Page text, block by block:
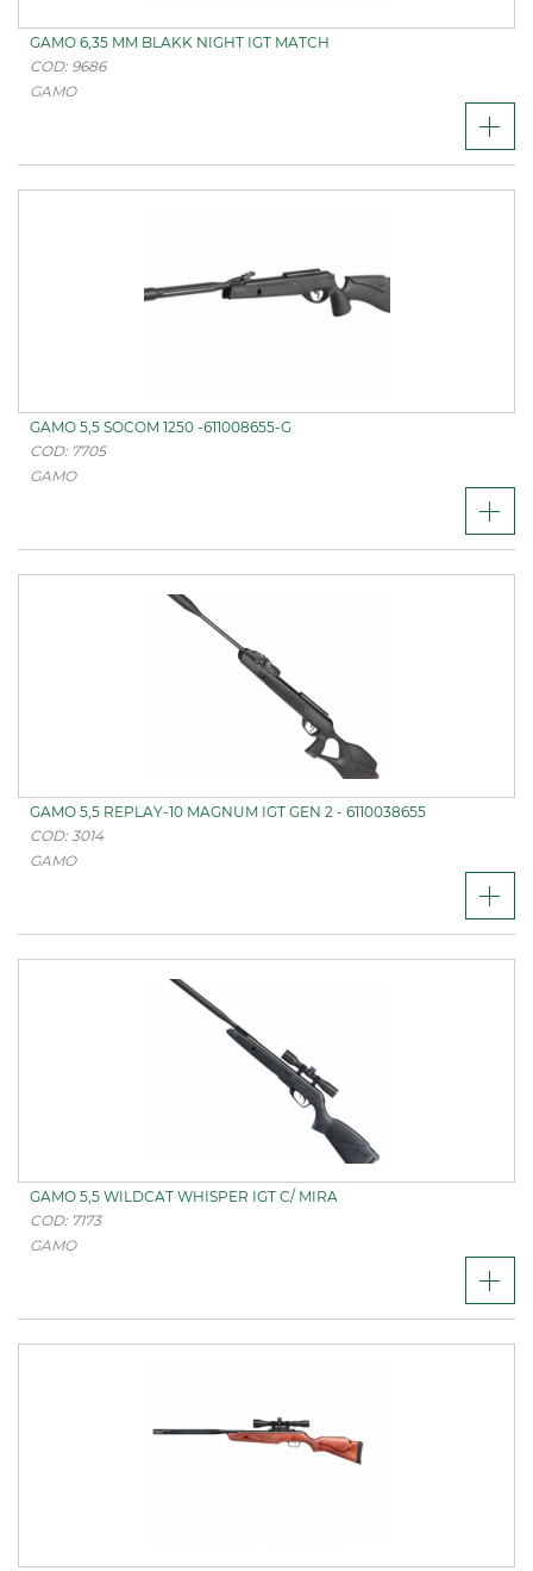
GAMO 6,35 MM BLAKK NIGHT IGT MATCH
COD: 9686
GAMO
GAMO 5,5 SOCOM 1250 -611008655-G
COD: 7705
GAMO
GAMO 5,5 REPLAY-10 MAGNUM IGT GEN 2 - 6110038655
COD: 3014
GAMO
GAMO 5,5 WILDCAT WHISPER IGT C/ MIRA
COD: 7173
GAMO